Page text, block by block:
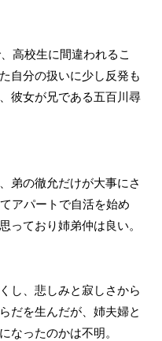
高校生に間違われるこ
自分の扱いに少し反発も
彼女が兄である五百川尋
弟の徹允だけが大事にさ
アパートで自活を始め
っており姉弟仲は良い。
し、悲しみと寂しさから
だを生んだが、姉夫婦と
なったのかは不明。